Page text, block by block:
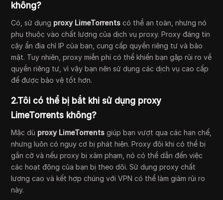
không?
Có, sử dụng proxy LimeTorrents có thể an toàn, nhưng nó
phụ thuộc vào chất lượng của dịch vụ proxy. Proxy đáng tin
cậy ẩn địa chỉ IP của bạn, cung cấp quyền riêng tư và bảo
mật. Tuy nhiên, proxy miễn phí có thể khiến bạn gặp rủi ro về
quyền riêng tư, vì vậy bạn nên sử dụng các dịch vụ cao cấp
để được bảo vệ tốt hơn.
2.Tôi có thể bị bắt khi sử dụng proxy
LimeTorrents không?
Mặc dù proxy LimeTorrents giúp bạn vượt qua các hạn chế,
nhưng luôn có nguy cơ bị phát hiện. Proxy đôi khi có thể bị
gắn cờ và nếu proxy bị xâm phạm, nó có thể dẫn đến việc
các hoạt động của bạn bị theo dõi. Sử dụng proxy chất
lượng cao và kết hợp chúng với VPN có thể làm giảm rủi ro
này.